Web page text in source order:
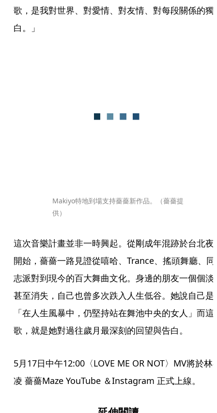
歌，是我對世界、對愛情、對友情、對每段關係的獨
白。」
Makiyo特地到場支持薔薔新作品。（薔薔提
供）
這次音樂計畫並非一時興起。從剛成年混跡於台北夜
開始，薔薔一路見證從嘻哈、Trance、搖頭舞廳、同
志派對到現今的百大舞曲文化。身邊的朋友一個個淡
甚至消失，自己也曾多次跌入人生低谷。她說自己是
「在人生風暴中，仍堅持站在舞池中央的女人」而這
歌，就是她對過往歲月最深刻的回望與告白。
5月17日中午12:00〈LOVE ME OR NOT〉MV將於林
凌 薔薔Maze YouTube ＆Instagram 正式上線。